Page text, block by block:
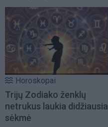
Horoskopai
Trijų Zodiako ženklų
netrukus laukia didžiausia
sėkmė